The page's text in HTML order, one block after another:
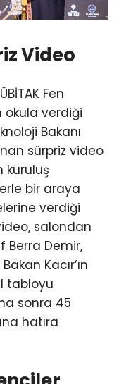
Video
Fen
okula verdiği
Bakanı
sürpriz video
kuruluş
bir araya
verdiği
salondan
Berra Demir,
Kacır’ın
tabloyu
sonra 45
hatıra